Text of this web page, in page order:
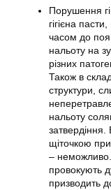
Порушення
гігієна
часом до
нальоту на
різних
Також в
структури,
нальоту
затвердіння.
щіточкою
– неможливо.
провокують
призводить